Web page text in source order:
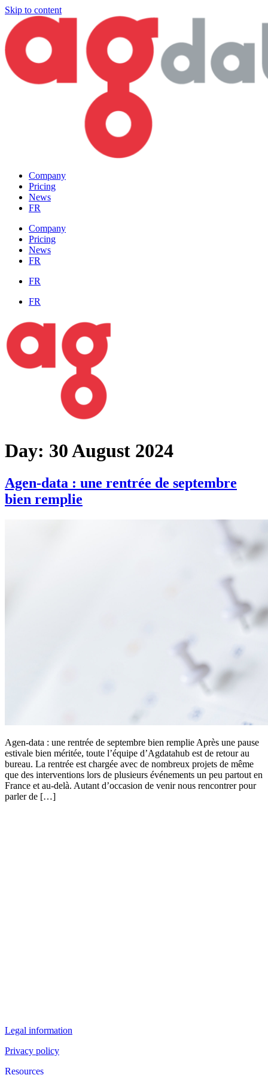
Skip to content
Company
Pricing
News
FR
Company
Pricing
News
FR
FR
FR
Day: 30 August 2024
Agen-data : une rentrée de septembre
bien remplie
Agen-data : une rentrée de septembre bien remplie Après une pause
estivale bien méritée, toute l’équipe d’Agdatahub est de retour au
bureau. La rentrée est chargée avec de nombreux projets de même
que des interventions lors de plusieurs événements un peu partout en
France et au-delà. Autant d’occasion de venir nous rencontrer pour
parler de […]
Legal information
Privacy policy
Resources